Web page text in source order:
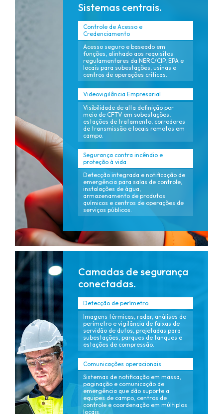
Sistemas centrais.
Controle de Acesso e
Credenciamento
Acesso seguro e baseado em
funções, alinhado aos requisitos
regulamentares da NERC/CIP, EPA e
locais para subestações, usinas e
centros de operações críticas.
Videovigilância Empresarial
Visibilidade de alta definição por
meio de CFTV em subestações,
estações de tratamento, corredores
de transmissão e locais remotos em
campo.
Segurança contra incêndio e
proteção à vida
Detecção integrada e notificação de
emergência para salas de controle,
instalações de água,
armazenamento de produtos
químicos e centros de operações de
serviços públicos.
Camadas de segurança
conectadas.
Detecção de perímetro
Imagens térmicas, radar, análises de
perímetro e vigilância de faixas de
servidão de dutos, projetadas para
subestações, parques de tanques e
estações de compressão.
Comunicações operacionais
Sistemas de notificação em massa,
paginação e comunicação de
emergência que dão suporte a
equipes de campo, centros de
controle e coordenação em múltiplos
locais.